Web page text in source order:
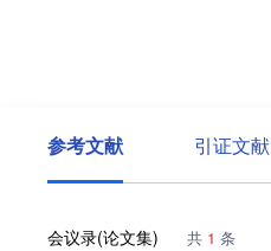
参考文献 引证文献
会议录(论文集) 共 1 条